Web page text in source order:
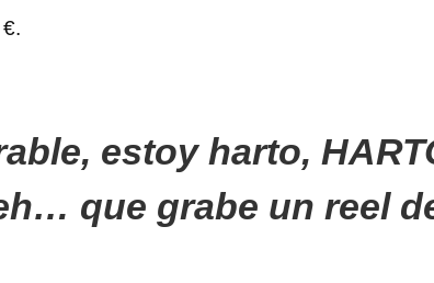
estoy harto,
que grabe un reel